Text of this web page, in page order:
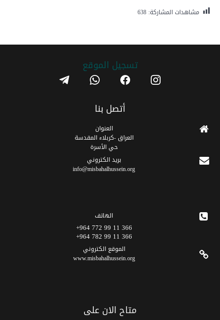
مشاهدات المشاركة: 638
تسجیل الموقع instagram
facebook
whatsapp
telegram
أتصل بنا
العنوان
العراق -كربلاء المقدسة
حي الأسرة
برید الکتروني
info@misbahalhussein.org
الهاتف
366 11 99 772 964+
366 11 99 782 964+
الموقع الکتروني
www.misbahalhussein.org
متاح الان على